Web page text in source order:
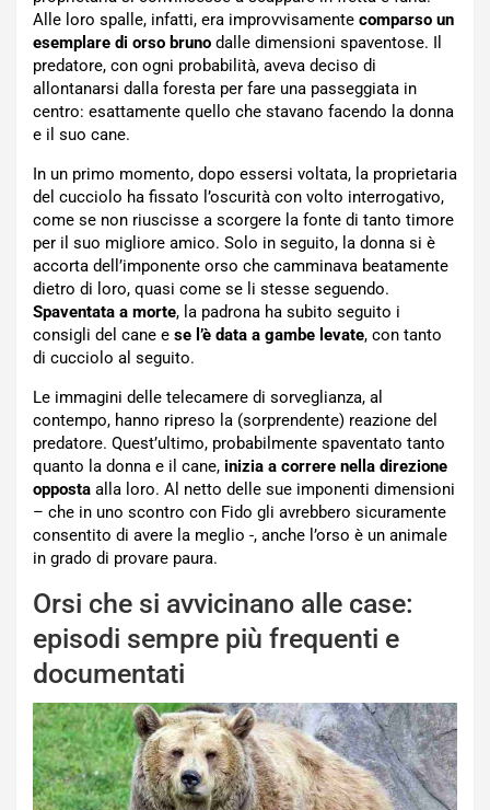
Alle loro spalle, infatti, era improvvisamente comparso un
esemplare di orso bruno dalle dimensioni spaventose. Il
predatore, con ogni probabilità, aveva deciso di
allontanarsi dalla foresta per fare una passeggiata in
centro: esattamente quello che stavano facendo la donna
e il suo cane.
In un primo momento, dopo essersi voltata, la proprietaria
del cucciolo ha fissato l’oscurità con volto interrogativo,
come se non riuscisse a scorgere la fonte di tanto timore
per il suo migliore amico. Solo in seguito, la donna si è
accorta dell’imponente orso che camminava beatamente
dietro di loro, quasi come se li stesse seguendo.
Spaventata a morte, la padrona ha subito seguito i
consigli del cane e se l’è data a gambe levate, con tanto
di cucciolo al seguito.
Le immagini delle telecamere di sorveglianza, al
contempo, hanno ripreso la (sorprendente) reazione del
predatore. Quest’ultimo, probabilmente spaventato tanto
quanto la donna e il cane, inizia a correre nella direzione
opposta alla loro. Al netto delle sue imponenti dimensioni
– che in uno scontro con Fido gli avrebbero sicuramente
consentito di avere la meglio -, anche l’orso è un animale
in grado di provare paura.
Orsi che si avvicinano alle case:
episodi sempre più frequenti e
documentati